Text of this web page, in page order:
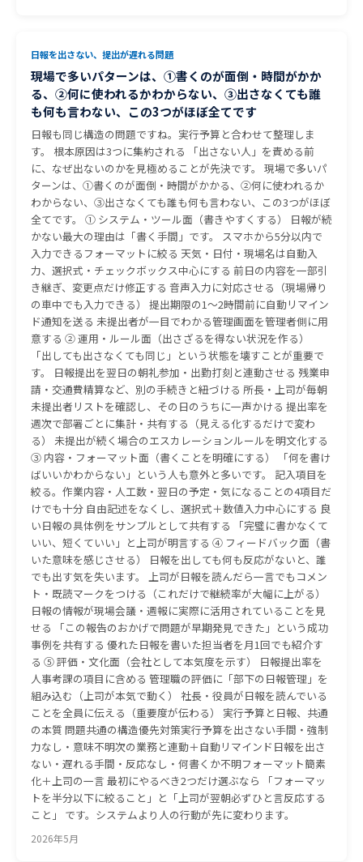
日報を出さない、提出が遅れる問題
現場で多いパターンは、①書くのが面倒・時間がかか
る、②何に使われるかわからない、③出さなくても誰
も何も言わない、この3つがほぼ全てです
日報も同じ構造の問題ですね。実行予算と合わせて整理しま
す。 根本原因は3つに集約される 「出さない人」を責める前
に、なぜ出ないのかを見極めることが先決です。 現場で多いパ
ターンは、①書くのが面倒・時間がかかる、②何に使われるか
わからない、③出さなくても誰も何も言わない、この3つがほぼ
全てです。 ① システム・ツール面（書きやすくする） 日報が続
かない最大の理由は「書く手間」です。 スマホから5分以内で
入力できるフォーマットに絞る 天気・日付・現場名は自動入
力、選択式・チェックボックス中心にする 前日の内容を一部引
き継ぎ、変更点だけ修正する 音声入力に対応させる（現場帰り
の車中でも入力できる） 提出期限の1〜2時間前に自動リマイン
ド通知を送る 未提出者が一目でわかる管理画面を管理者側に用
意する ② 運用・ルール面（出さざるを得ない状況を作る）
「出しても出さなくても同じ」という状態を壊すことが重要で
す。 日報提出を翌日の朝礼参加・出勤打刻と連動させる 残業申
請・交通費精算など、別の手続きと紐づける 所長・上司が毎朝
未提出者リストを確認し、その日のうちに一声かける 提出率を
週次で部署ごとに集計・共有する（見える化するだけで変わ
る） 未提出が続く場合のエスカレーションルールを明文化する
③ 内容・フォーマット面（書くことを明確にする） 「何を書け
ばいいかわからない」という人も意外と多いです。 記入項目を
絞る。作業内容・人工数・翌日の予定・気になることの4項目だ
けでも十分 自由記述をなくし、選択式＋数値入力中心にする 良
い日報の具体例をサンプルとして共有する 「完璧に書かなくて
いい、短くていい」と上司が明言する ④ フィードバック面（書
いた意味を感じさせる） 日報を出しても何も反応がないと、誰
でも出す気を失います。 上司が日報を読んだら一言でもコメン
ト・既読マークをつける（これだけで継続率が大幅に上がる）
日報の情報が現場会議・週報に実際に活用されていることを見
せる 「この報告のおかげで問題が早期発見できた」という成功
事例を共有する 優れた日報を書いた担当者を月1回でも紹介す
る ⑤ 評価・文化面（会社として本気度を示す） 日報提出率を
人事考課の項目に含める 管理職の評価に「部下の日報管理」を
組み込む（上司が本気で動く） 社長・役員が日報を読んでいる
ことを全員に伝える（重要度が伝わる） 実行予算と日報、共通
の本質 問題共通の構造優先対策実行予算を出さない手間・強制
力なし・意味不明次の業務と連動＋自動リマインド日報を出さ
ない・遅れる手間・反応なし・何書くか不明フォーマット簡素
化＋上司の一言 最初にやるべき2つだけ選ぶなら 「フォーマッ
トを半分以下に絞ること」と「上司が翌朝必ずひと言反応する
こと」 です。システムより人の行動が先に変わります。
2026年5月